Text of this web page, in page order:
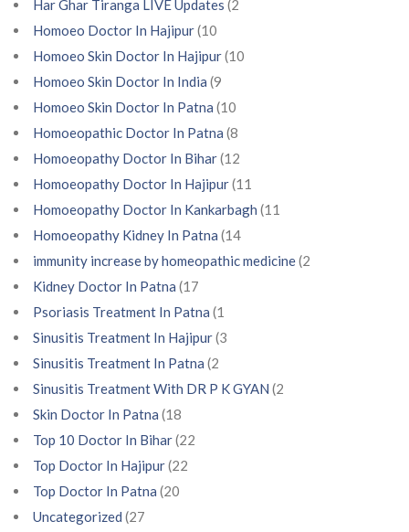
Har Ghar Tiranga LIVE Updates (2
Homoeo Doctor In Hajipur(10
Homoeo Skin Doctor In Hajipur(10
Homoeo Skin Doctor In India (9
Homoeo Skin Doctor In Patna (10
Homoeopathic Doctor In Patna (8
Homoeopathy Doctor In Bihar(12
Homoeopathy Doctor In Hajipur(11
Homoeopathy Doctor In Kankarbagh (11
Homoeopathy Kidney In Patna (14
immunity increase by homeopathic medicine(2
Kidney Doctor In Patna (17
Psoriasis Treatment In Patna (1
Sinusitis Treatment In Hajipur(3
Sinusitis Treatment In Patna (2
Sinusitis Treatment With DR P K GYAN (2
Skin Doctor In Patna (18
Top 10 Doctor In Bihar(22
Top Doctor In Hajipur(22
Top Doctor In Patna (20
Uncategorized (27